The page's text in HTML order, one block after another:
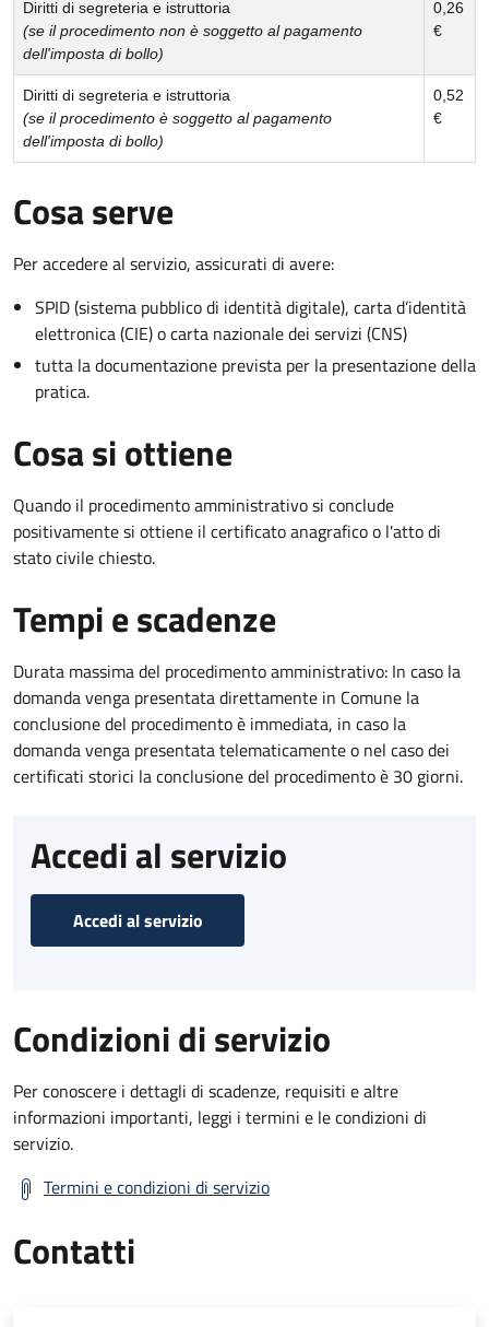
Diritti di segreteria e istruttoria
(se il procedimento non è soggetto al pagamento
dell'imposta di bollo)
0,26
€
Diritti di segreteria e istruttoria
(se il procedimento è soggetto al pagamento
dell'imposta di bollo)
0,52
€
Cosa serve
Per accedere al servizio, assicurati di avere:
SPID (sistema pubblico di identità digitale), carta d’identità
elettronica (CIE) o carta nazionale dei servizi (CNS)
tutta la documentazione prevista per la presentazione della
pratica.
Cosa si ottiene
Quando il procedimento amministrativo si conclude
positivamente si ottiene il certificato anagrafico o l'atto di
stato civile chiesto.
Tempi e scadenze
Durata massima del procedimento amministrativo: In caso la
domanda venga presentata direttamente in Comune la
conclusione del procedimento è immediata, in caso la
domanda venga presentata telematicamente o nel caso dei
certificati storici la conclusione del procedimento è 30 giorni.
Accedi al servizio
Accedi al servizio
Condizioni di servizio
Per conoscere i dettagli di scadenze, requisiti e altre
informazioni importanti, leggi i termini e le condizioni di
servizio.
Termini e condizioni di servizio
Contatti